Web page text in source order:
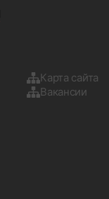
Карта сайта
Вакансии